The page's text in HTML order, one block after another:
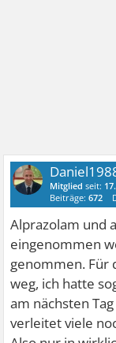
Mitglied seit:
Beiträge:672
Alprazolam und
eingenommen
genommen. Für
weg, ich hatte
am nächsten
verleitet viele